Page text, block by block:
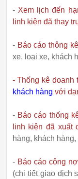
- Xem lịch đến
linh kiện đã thay
- Báo cáo thông
xe, loại xe, khách
- Thống kê
khách hàng với
- Báo cáo thống
linh kiện đã xuất
hàng, khách
- Báo cáo công
(chi tiết giao dịch